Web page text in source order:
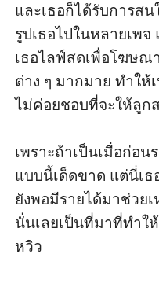
และเธอก็ได้รับการส
รูปเธอไปในหลายเพ
เธอไลฟ์สดเพื่อโฆษณ
ต่าง ๆ มากมาย ทำให้
ไม่ค่อยชอบที่จะให้ลูก
เพราะถ้าเป็นเมื่อก่อ
แบบนี้เด็ดขาด แต่นี่เธ
ยังพอมีรายได้มาช่วย
นั่นเลยเป็นที่มาที่ทำใ
หวิว